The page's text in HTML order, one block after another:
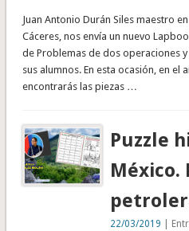
Juan Antonio Durán Siles maestro
Cáceres, nos envía un nuevo
de Problemas de dos operaciones
sus alumnos. En esta ocasión, en el
encontrarás las piezas …
Puzzle
México.
22/03/2019 |